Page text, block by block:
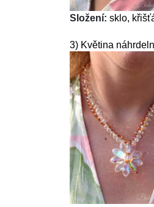
Složení: sklo,
3) Květina